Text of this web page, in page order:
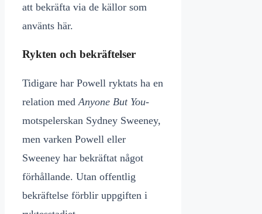
att bekräfta via de källor som
använts här.
Rykten och bekräftelser
Tidigare har Powell ryktats ha en
relation med Anyone But You-
motspelerskan Sydney Sweeney,
men varken Powell eller
Sweeney har bekräftat något
förhållande. Utan offentlig
bekräftelse förblir uppgiften i